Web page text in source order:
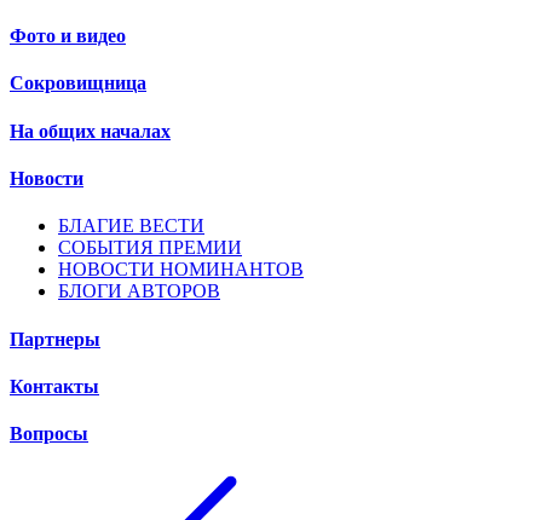
Фото и видео
Сокровищница
На общих началах
Новости
БЛАГИЕ ВЕСТИ
СОБЫТИЯ ПРЕМИИ
НОВОСТИ НОМИНАНТОВ
БЛОГИ АВТОРОВ
Партнеры
Контакты
Вопросы